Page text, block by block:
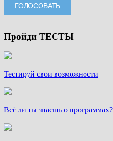
Пройди ТЕСТЫ
Тестируй свои возможности
Всё ли ты знаешь о программах?